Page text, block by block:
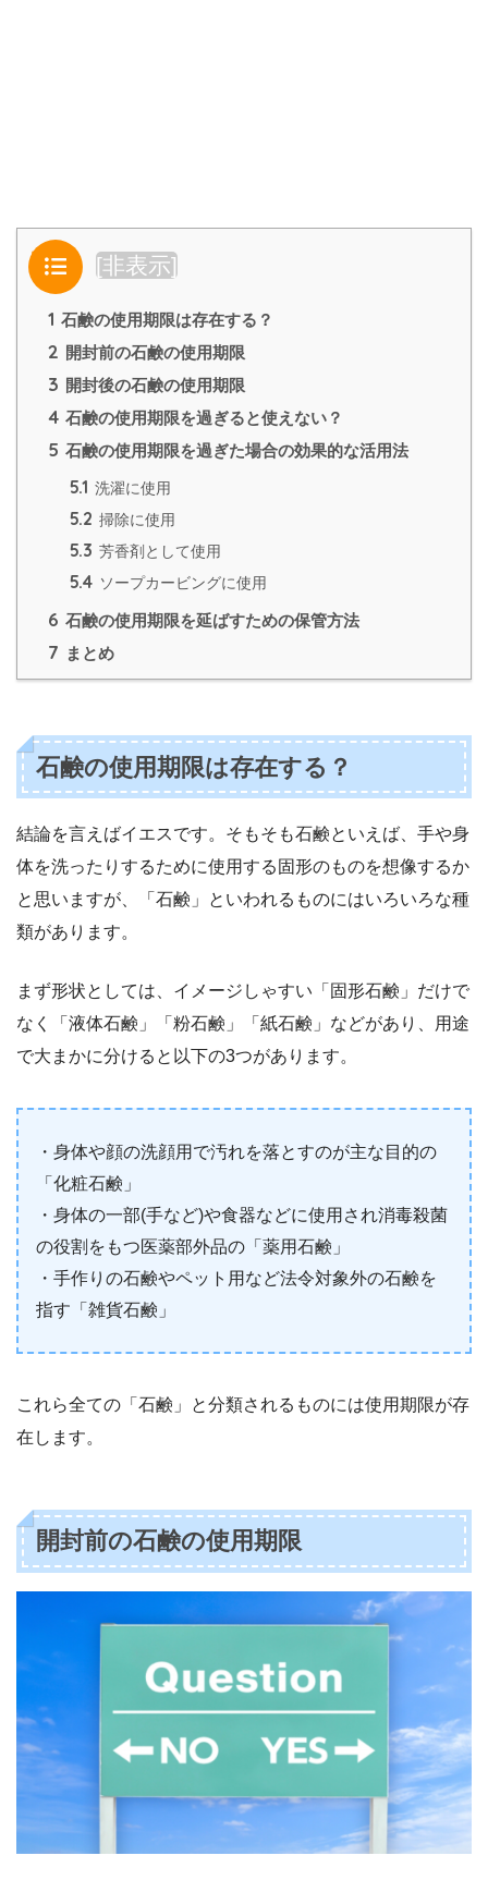
目次 [非表示]
1 石鹸の使用期限は存在する？
2 開封前の石鹸の使用期限
3 開封後の石鹸の使用期限
4 石鹸の使用期限を過ぎると使えない？
5 石鹸の使用期限を過ぎた場合の効果的な活用法
5.1 洗濯に使用
5.2 掃除に使用
5.3 芳香剤として使用
5.4 ソープカービングに使用
6 石鹸の使用期限を延ばすための保管方法
7 まとめ
石鹸の使用期限は存在する？
結論を言えばイエスです。そもそも石鹸といえば、手や身
体を洗ったりするために使用する固形のものを想像するか
と思いますが、「石鹸」といわれるものにはいろいろな種
類があります。
まず形状としては、イメージしゃすい「固形石鹸」だけで
なく「液体石鹸」「粉石鹸」「紙石鹸」などがあり、用途
で大まかに分けると以下の3つがあります。
・身体や顔の洗顔用で汚れを落とすのが主な目的の
「化粧石鹸」
・身体の一部(手など)や食器などに使用され消毒殺菌
の役割をもつ医薬部外品の「薬用石鹸」
・手作りの石鹸やペット用など法令対象外の石鹸を
指す「雑貨石鹸」
これら全ての「石鹸」と分類されるものには使用期限が存
在します。
開封前の石鹸の使用期限